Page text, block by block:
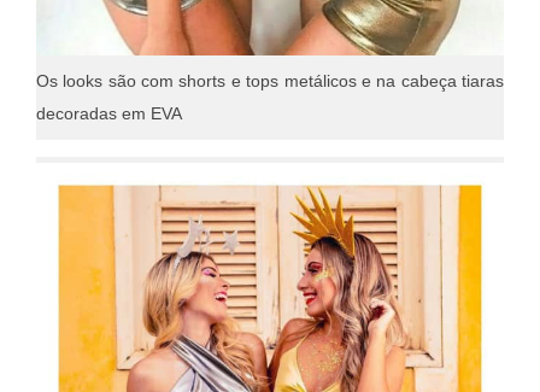
Os looks são com shorts e tops metálicos e na cabeça tiaras
decoradas em EVA